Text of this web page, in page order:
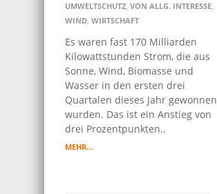
UMWELTSCHUTZ, VON ALLG. INTERESSE,
WIND, WIRTSCHAFT
Es waren fast 170 Milliarden
Kilowattstunden Strom, die aus
Sonne, Wind, Biomasse und
Wasser in den ersten drei
Quartalen dieses Jahr gewonnen
wurden. Das ist ein Anstieg von
drei Prozentpunkten..
MEHR…